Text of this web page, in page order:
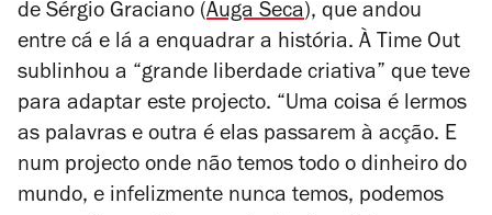
de Sérgio Graciano (Auga Seca), que andou
entre cá e lá a enquadrar a história. À Time Out
sublinhou a “grande liberdade criativa” que teve
para adaptar este projecto. “Uma coisa é lermos
as palavras e outra é elas passarem à acção. E
num projecto onde não temos todo o dinheiro do
mundo, e infelizmente nunca temos, podemos